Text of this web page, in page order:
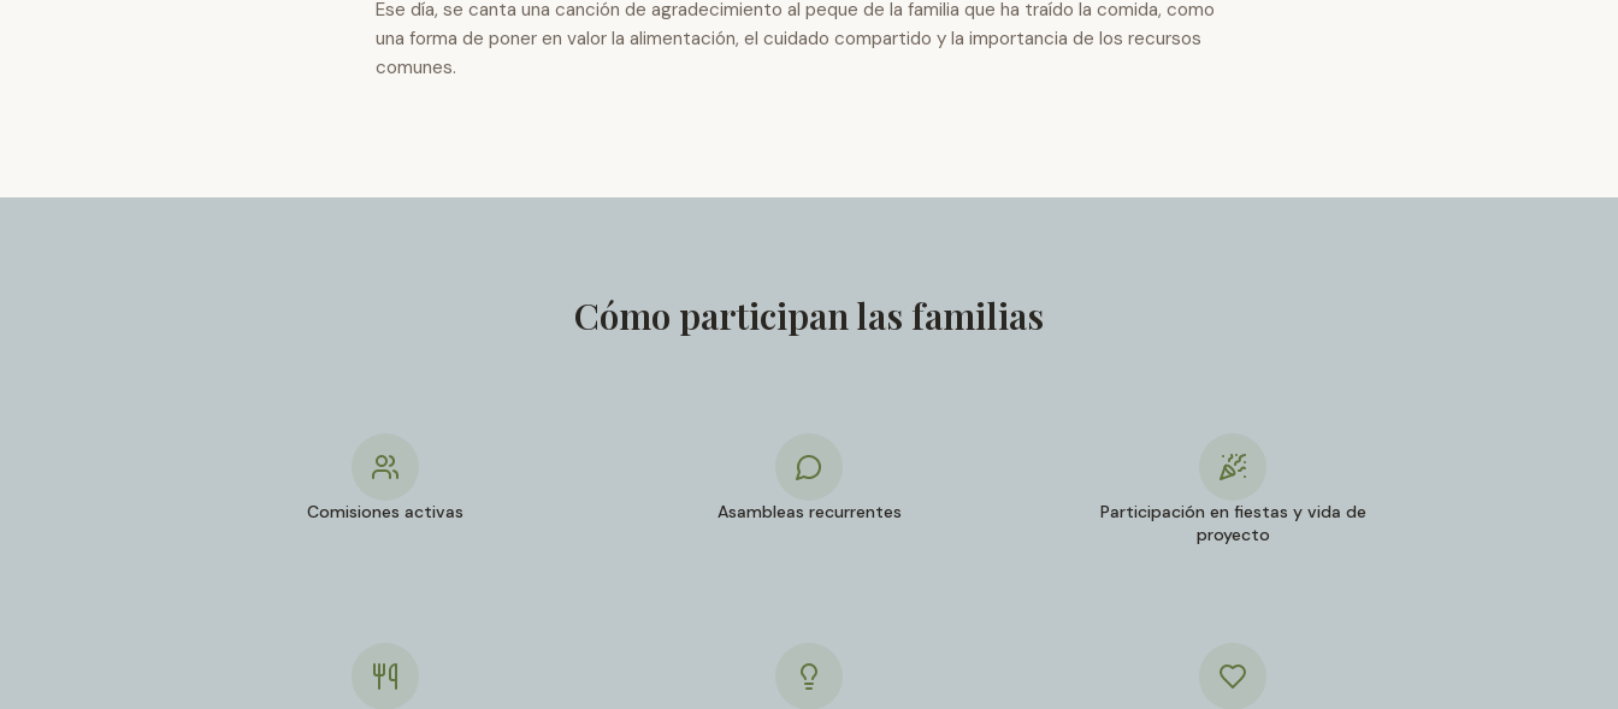
Ese día, se canta una canción de agradecimiento al peque de la familia que ha traído la comida, como
una forma de poner en valor la alimentación, el cuidado compartido y la importancia de los recursos
comunes.
Cómo participan las familias
Comisiones activas Asambleas recurrentes
Participación en fiestas y vida de
proyecto